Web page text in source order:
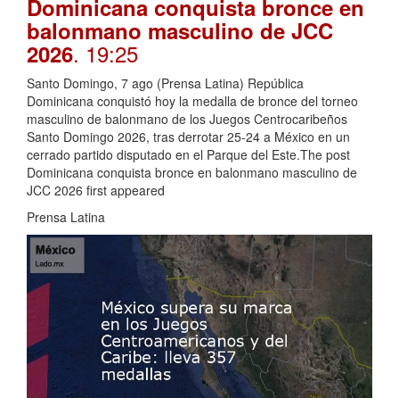
Dominicana conquista bronce en
balonmano masculino de JCC
2026. 19:25
Santo Domingo, 7 ago (Prensa Latina) República
Dominicana conquistó hoy la medalla de bronce del torneo
masculino de balonmano de los Juegos Centrocaribeños
Santo Domingo 2026, tras derrotar 25-24 a México en un
cerrado partido disputado en el Parque del Este.The post
Dominicana conquista bronce en balonmano masculino de
JCC 2026 first appeared
Prensa Latina